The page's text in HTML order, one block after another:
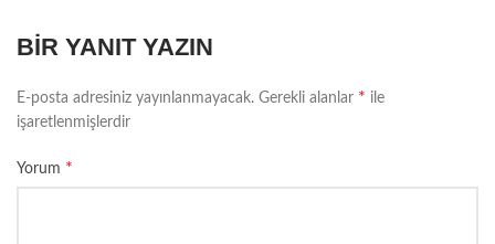
BIR YANIT YAZIN
E-posta adresiniz yayınlanmayacak. Gerekli alanlar * ile
işaretlenmişlerdir
Yorum *